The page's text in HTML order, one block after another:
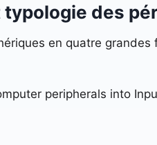
des
en quatre
peripherals into